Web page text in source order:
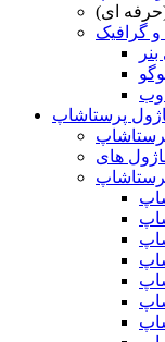
ای)
گرافیک
وب
پرستاشاپ